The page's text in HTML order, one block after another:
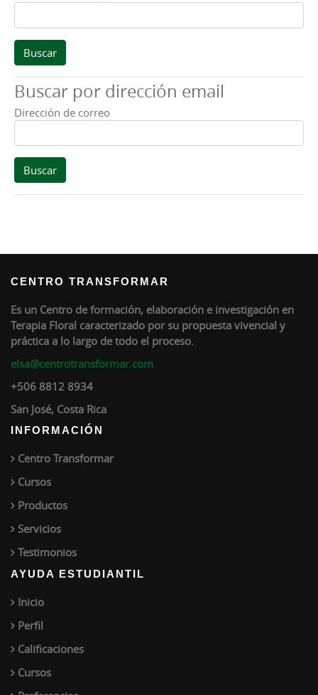
Buscar por dirección email
Dirección de correo
CENTRO TRANSFORMAR
Es un Centro de formación, elaboración e investigación en
Terapia Floral caracterizado por su propuesta vivencial y
práctica a lo largo de todo el proceso.
elsa@centrotransformar.com
+506 8812 8934
San José, Costa Rica
INFORMACIÓN
Centro Transformar
Cursos
Productos
Servicios
Testimonios
AYUDA ESTUDIANTIL
Inicio
Perfil
Calificaciones
Cursos